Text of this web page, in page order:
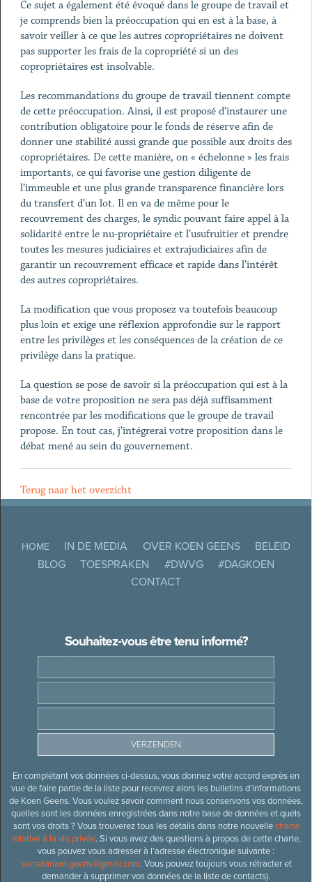
Ce sujet a également été évoqué dans le groupe de travail et
je comprends bien la préoccupation qui en est à la base, à
savoir veiller à ce que les autres copropriétaires ne doivent
pas supporter les frais de la copropriété si un des
copropriétaires est insolvable.
Les recommandations du groupe de travail tiennent compte
de cette préoccupation. Ainsi, il est proposé d’instaurer une
contribution obligatoire pour le fonds de réserve afin de
donner une stabilité aussi grande que possible aux droits des
copropriétaires. De cette manière, on « échelonne » les frais
importants, ce qui favorise une gestion diligente de
l’immeuble et une plus grande transparence financière lors
du transfert d’un lot. Il en va de même pour le
recouvrement des charges, le syndic pouvant faire appel à la
solidarité entre le nu-propriétaire et l’usufruitier et prendre
toutes les mesures judiciaires et extrajudiciaires afin de
garantir un recouvrement efficace et rapide dans l’intérêt
des autres copropriétaires.
La modification que vous proposez va toutefois beaucoup
plus loin et exige une réflexion approfondie sur le rapport
entre les privilèges et les conséquences de la création de ce
privilège dans la pratique.
La question se pose de savoir si la préoccupation qui est à la
base de votre proposition ne sera pas déjà suffisamment
rencontrée par les modifications que le groupe de travail
propose. En tout cas, j’intégrerai votre proposition dans le
débat mené au sein du gouvernement.
Terug naar het overzicht
HOME IN DE MEDIA OVER KOEN GEENS
BELEID
BLOG
TOESPRAKEN #DWVG
#DAGKOEN
CONTACT
Souhaitez-vous être tenu informé?
En complétant vos données ci-dessus, vous donnez votre accord exprès en
vue de faire partie de la liste pour recevrez alors les bulletins d’informations
de Koen Geens. Vous voulez savoir comment nous conservons vos données,
quelles sont les données enregistrées dans notre base de données et quels
sont vos droits ? Vous trouverez tous les détails dans notre nouvellecharte
relative à la vie privée. Si vous avez des questions à propos de cette charte,
vous pouvez vous adresser à l’adresse électronique suivante :
secretariaat.geens@gmail.com. Vous pouvez toujours vous rétracter et
demander à supprimer vos données de la liste de contacts).